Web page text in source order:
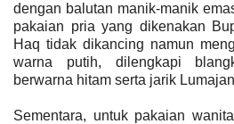
dengan balutan manik-manik
pakaian pria yang dikenakan
Haq tidak dikancing namun
warna putih, dilengkapi
berwarna hitam serta jarik
Sementara, untuk pakaian